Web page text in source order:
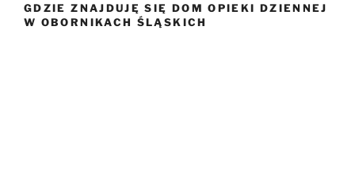
GDZIE ZNAJDUJĘ SIĘ DOM OPIEKI DZIENNEJ
W OBORNIKACH ŚLĄSKICH